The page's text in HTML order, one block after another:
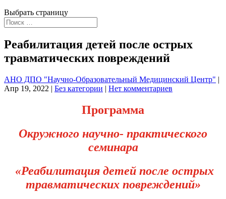
Выбрать страницу
Реабилитация детей после острых
травматических повреждений
АНО ДПО "Научно-Образовательный Медицинский Центр" |
Апр 19, 2022 | Без категории | Нет комментариев
Программа
Окружного научно- практического
семинара
«Реабилитация детей после острых
травматических повреждений»